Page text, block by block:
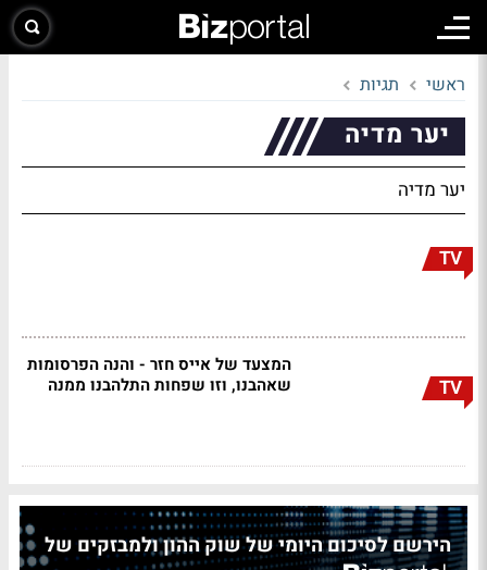
ראשי תגיות
יער מדיה
יער מדיה
TV
TV
המצעד של אייס חזר - והנה הפרסומות
שאהבנו, וזו שפחות התלהבנו ממנה
הירשם לסיכום היומי של שוק ההון ולמבזקים של